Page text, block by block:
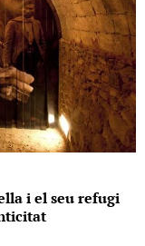
i el seu refugi